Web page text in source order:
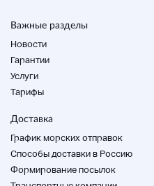
Важные разделы
Новости
Гарантии
Услуги
Тарифы
Доставка
График морских отправок
Способы доставки в Россию
Формирование посылок